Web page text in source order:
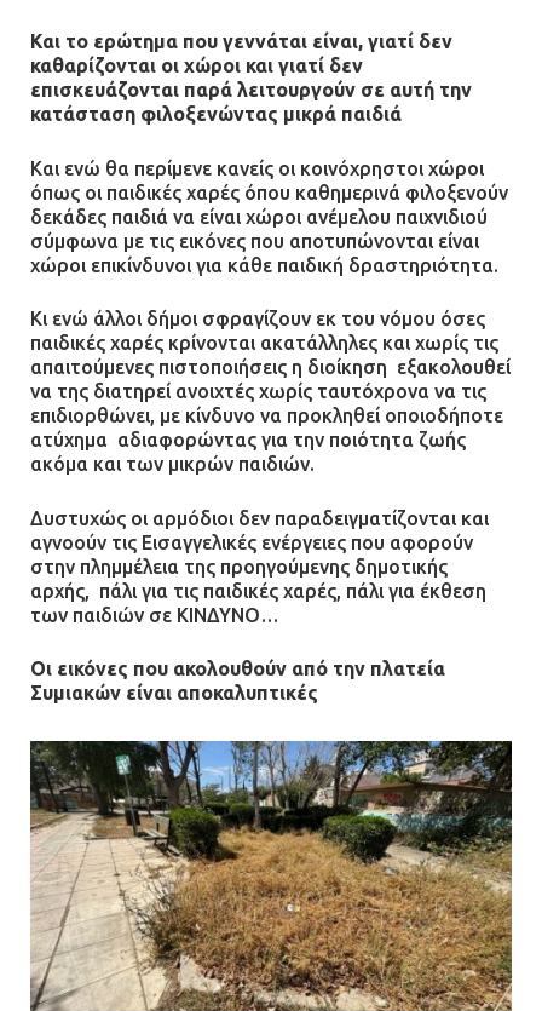
Βούλα: Κραυγή αγωνίας από
κατοίκους για την οδό Άρεως –
«Τρέχουν με 90 χλμ. μέσα στη
γειτονιά»
07.07.2026 | 09:48
Και το ερώτημα που γεννάται είναι, γιατί δεν
καθαρίζονται οι χώροι και γιατί δεν
επισκευάζονται παρά λειτουργούν σε αυτή την
κατάσταση φιλοξενώντας μικρά παιδιά
Και ενώ θα περίμενε κανείς οι κοινόχρηστοι χώροι
όπως οι παιδικές χαρές όπου καθημερινά φιλοξενούν
δεκάδες παιδιά να είναι χώροι ανέμελου παιχνιδιού
σύμφωνα με τις εικόνες που αποτυπώνονται είναι
χώροι επικίνδυνοι για κάθε παιδική δραστηριότητα.
Κι ενώ άλλοι δήμοι σφραγίζουν εκ του νόμου όσες
παιδικές χαρές κρίνονται ακατάλληλες και χωρίς τις
απαιτούμενες πιστοποιήσεις η διοίκηση εξακολουθεί
να της διατηρεί ανοιχτές χωρίς ταυτόχρονα να τις
επιδιορθώνει, με κίνδυνο να προκληθεί οποιοδήποτε
ατύχημα αδιαφορώντας για την ποιότητα ζωής
ακόμα και των μικρών παιδιών.
Δυστυχώς οι αρμόδιοι δεν παραδειγματίζονται και
αγνοούν τις Εισαγγελικές ενέργειες που αφορούν
στην πλημμέλεια της προηγούμενης δημοτικής
αρχής, πάλι για τις παιδικές χαρές, πάλι για έκθεση
των παιδιών σε ΚΙΝΔΥΝΟ…
Οι εικόνες που ακολουθούν από την πλατεία
Συμιακών είναι αποκαλυπτικές